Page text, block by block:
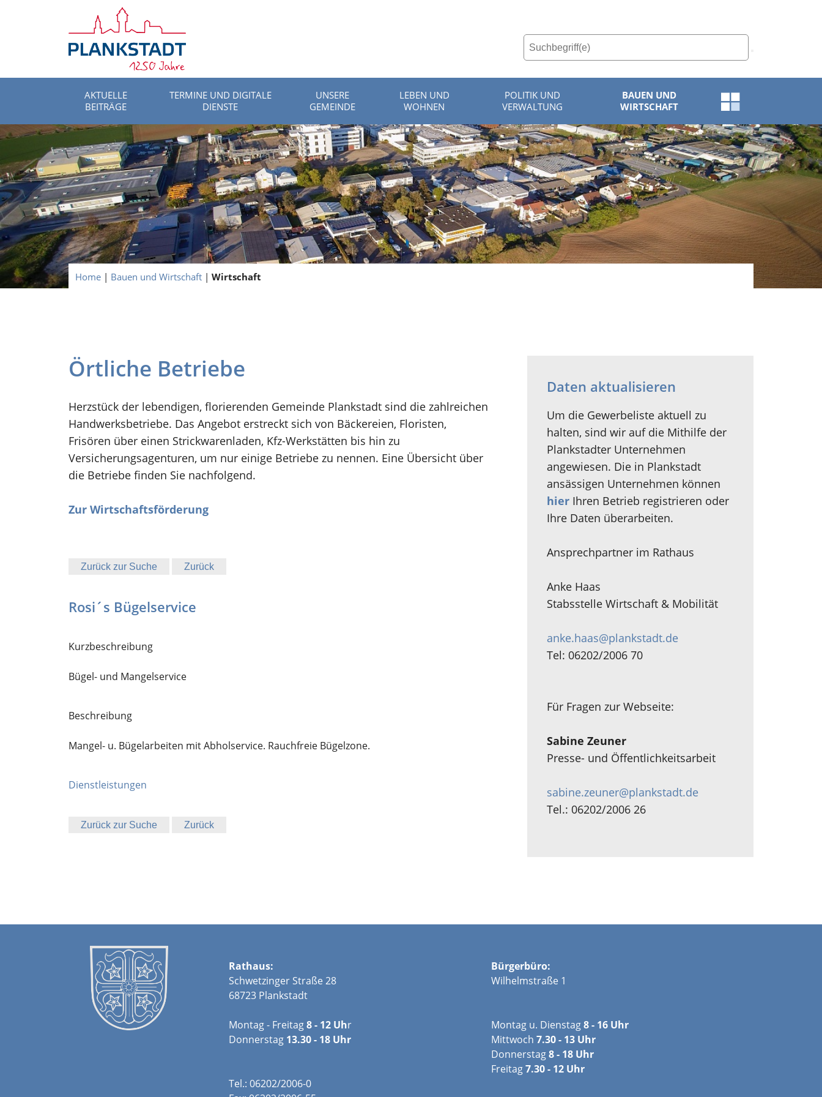
AKTUELLE
BEITRÄGE
TERMINE UND DIGITALE
DIENSTE
UNSERE
GEMEINDE
LEBEN UND
WOHNEN
POLITIK UND
VERWALTUNG
BAUEN UND
WIRTSCHAFT
Schnellzugriff-
Menü
öffnen
Home | Bauen und Wirtschaft |Wirtschaft
Örtliche Betriebe
Herzstück der lebendigen, florierenden Gemeinde Plankstadt sind die zahlreichen
Handwerksbetriebe. Das Angebot erstreckt sich von Bäckereien, Floristen,
Frisören über einen Strickwarenladen, Kfz-Werkstätten bis hin zu
Versicherungsagenturen, um nur einige Betriebe zu nennen. Eine Übersicht über
die Betriebe finden Sie nachfolgend.
Zur Wirtschaftsförderung
Zurück zur Suche Zurück
Rosi´s Bügelservice
Kurzbeschreibung
Bügel- und Mangelservice
Beschreibung
Mangel- u. Bügelarbeiten mit Abholservice. Rauchfreie Bügelzone.
Dienstleistungen
Zurück zur Suche Zurück
Daten aktualisieren
Um die Gewerbeliste aktuell zu
halten, sind wir auf die Mithilfe der
Plankstadter Unternehmen
angewiesen. Die in Plankstadt
ansässigen Unternehmen können
hier Ihren Betrieb registrieren oder
Ihre Daten überarbeiten.
Ansprechpartner im Rathaus
Anke Haas
Stabsstelle Wirtschaft & Mobilität
anke.haas@plankstadt.de
Tel: 06202/2006 70
Für Fragen zur Webseite:
Sabine Zeuner
Presse- und Öffentlichkeitsarbeit
sabine.zeuner@plankstadt.de
Tel.: 06202/2006 26
Rathaus:
Schwetzinger Straße 28
68723 Plankstadt
Montag - Freitag8 - 12 Uhr
Donnerstag 13.30 - 18 Uhr
Bürgerbüro:
Wilhelmstraße 1
Montag u. Dienstag8 - 16 Uhr
Mittwoch 7.30 - 13 Uhr
Donnerstag8 - 18 Uhr
Freitag7.30 - 12 Uhr
Tel.: 06202/2006-0